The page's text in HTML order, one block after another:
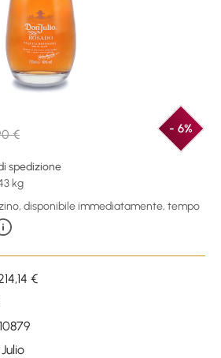
€ - 6%
spedizione
kg
disponibile immediatamente, tempo
€